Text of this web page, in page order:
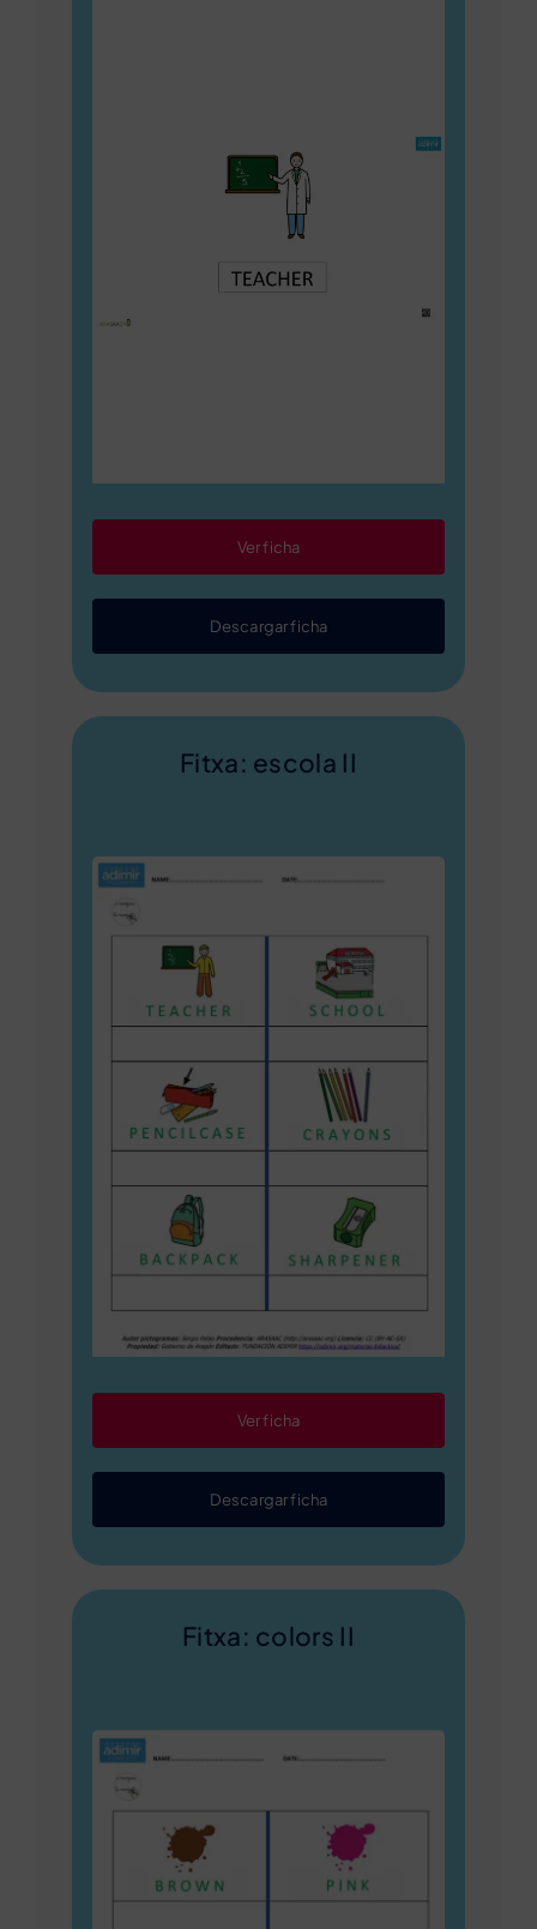
Ver ficha
Descargar ficha
Fitxa: escola II
Ver ficha
Descargar ficha
Fitxa: colors II